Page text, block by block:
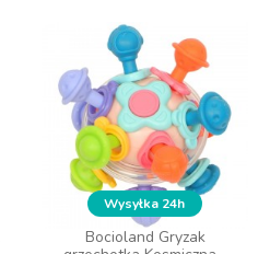
DO KOSZYKA
Wysyłka 24h
Bocioland Gryzak
Wysyłka 24h
Bocioland Gryzak